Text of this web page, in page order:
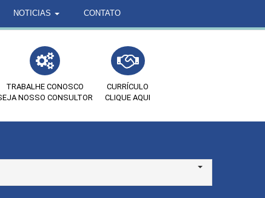
NOTICIAS CONTATO
TRABALHE CONOSCO
NOSSO CONSULTOR
CURRÍCULO
CLIQUE AQUI